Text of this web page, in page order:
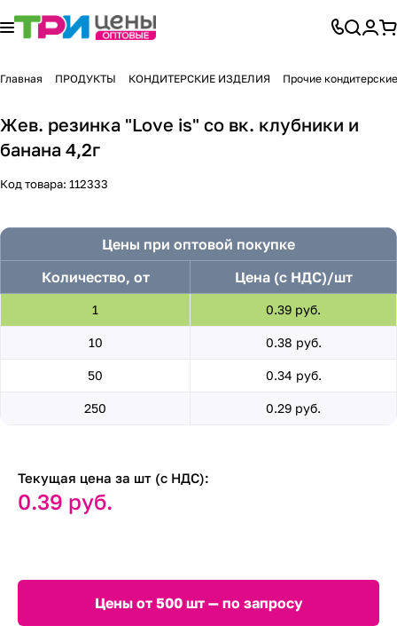
Главная ПРОДУКТЫ КОНДИТЕРСКИЕ ИЗДЕЛИЯ Прочие
Жев. резинка "Love is" со вк. клубники и
банана 4,2г
Код товара: 112333
Цены при оптовой покупке
Количество, от
Цена (с НДС)/шт
1 0.39 руб.
10 0.38 руб.
50 0.34 руб.
250 0.29 руб.
Текущая цена за шт (с НДС):
0.39 руб.
Цены от 500 шт — по запросу